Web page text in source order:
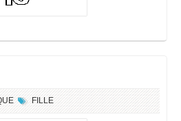
FILLE